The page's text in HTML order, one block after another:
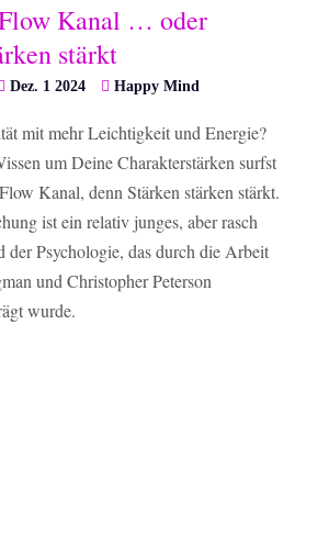
Kanal … oder
stärkt
Dez. 1 2024 Happy Mind
mit mehr Leichtigkeit und Energie?
um Deine Charakterstärken surfst
Kanal, denn Stärken stärken stärkt.
ist ein relativ junges, aber rasch
der Psychologie, das durch die Arbeit
und Christopher Peterson
wurde.